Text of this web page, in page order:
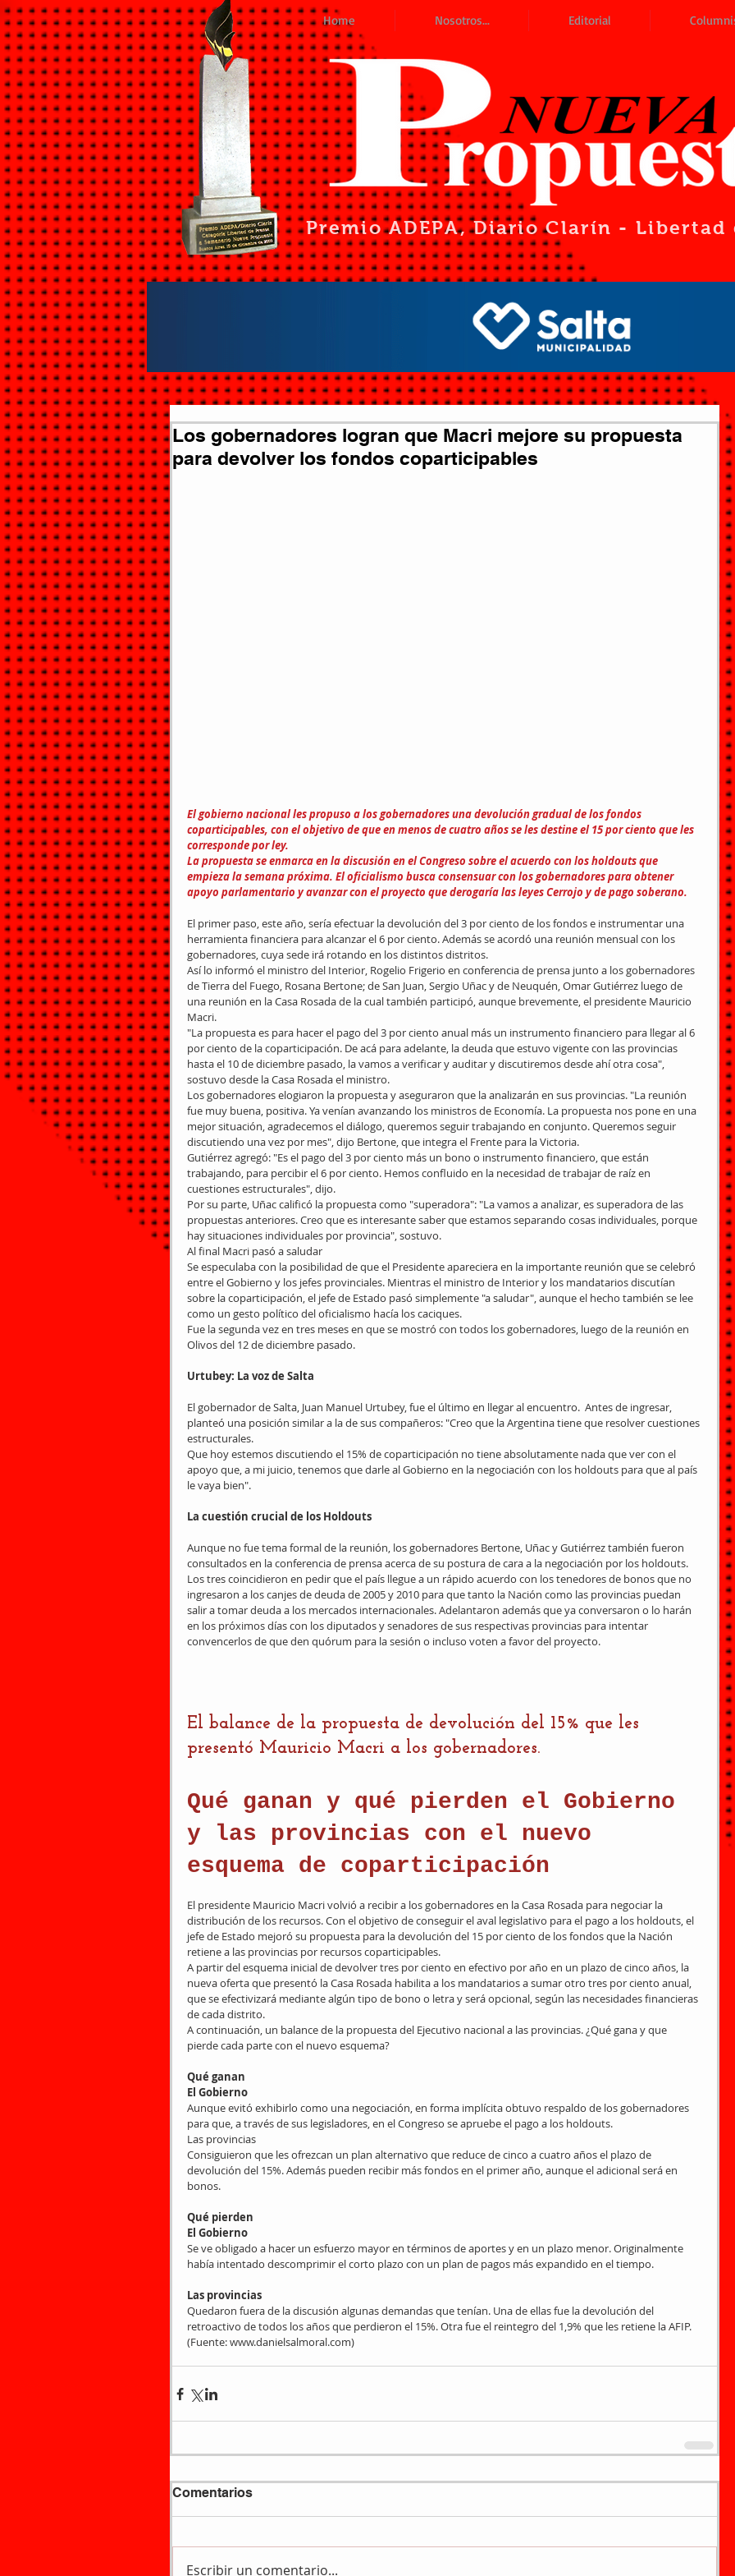
Home Nosotros... Editorial
Premio ADEPA, Diario Clarín - Libertad
Los gobernadores logran que Macri mejore su propuesta
para devolver los fondos coparticipables
El gobierno nacional les propuso a los gobernadores una devolución gradual de los fondos
coparticipables, con el objetivo de que en menos de cuatro años se les destine el 15 por ciento que les
corresponde por ley.
La propuesta se enmarca en la discusión en el Congreso sobre el acuerdo con los holdouts que
empieza la semana próxima. El oficialismo busca consensuar con los gobernadores para obtener
apoyo parlamentario y avanzar con el proyecto que derogaría las leyes Cerrojo y de pago soberano.
El primer paso, este año, sería efectuar la devolución del 3 por ciento de los fondos e instrumentar una
herramienta financiera para alcanzar el 6 por ciento. Además se acordó una reunión mensual con los
gobernadores, cuya sede irá rotando en los distintos distritos.
Así lo informó el ministro del Interior, Rogelio Frigerio en conferencia de prensa junto a los gobernadores
de Tierra del Fuego, Rosana Bertone; de San Juan, Sergio Uñac y de Neuquén, Omar Gutiérrez luego de
una reunión en la Casa Rosada de la cual también participó, aunque brevemente, el presidente Mauricio
Macri.
"La propuesta es para hacer el pago del 3 por ciento anual más un instrumento financiero para llegar al 6
por ciento de la coparticipación. De acá para adelante, la deuda que estuvo vigente con las provincias
hasta el 10 de diciembre pasado, la vamos a verificar y auditar y discutiremos desde ahí otra cosa",
sostuvo desde la Casa Rosada el ministro.
Los gobernadores elogiaron la propuesta y aseguraron que la analizarán en sus provincias. "La reunión
fue muy buena, positiva. Ya venían avanzando los ministros de Economía. La propuesta nos pone en una
mejor situación, agradecemos el diálogo, queremos seguir trabajando en conjunto. Queremos seguir
discutiendo una vez por mes", dijo Bertone, que integra el Frente para la Victoria.
Gutiérrez agregó: "Es el pago del 3 por ciento más un bono o instrumento financiero, que están
trabajando, para percibir el 6 por ciento. Hemos confluido en la necesidad de trabajar de raíz en
cuestiones estructurales", dijo.
Por su parte, Uñac calificó la propuesta como "superadora": "La vamos a analizar, es superadora de las
propuestas anteriores. Creo que es interesante saber que estamos separando cosas individuales, porque
hay situaciones individuales por provincia", sostuvo.
Al final Macri pasó a saludar
Se especulaba con la posibilidad de que el Presidente apareciera en la importante reunión que se celebró
entre el Gobierno y los jefes provinciales. Mientras el ministro de Interior y los mandatarios discutían
sobre la coparticipación, el jefe de Estado pasó simplemente "a saludar", aunque el hecho también se lee
como un gesto político del oficialismo hacía los caciques.
Fue la segunda vez en tres meses en que se mostró con todos los gobernadores, luego de la reunión en
Olivos del 12 de diciembre pasado.
Urtubey: La voz de Salta
El gobernador de Salta, Juan Manuel Urtubey, fue el último en llegar al encuentro.  Antes de ingresar,
planteó una posición similar a la de sus compañeros: "Creo que la Argentina tiene que resolver cuestiones
estructurales.
Que hoy estemos discutiendo el 15% de coparticipación no tiene absolutamente nada que ver con el
apoyo que, a mi juicio, tenemos que darle al Gobierno en la negociación con los holdouts para que al país
le vaya bien".
La cuestión crucial de los Holdouts
Aunque no fue tema formal de la reunión, los gobernadores Bertone, Uñac y Gutiérrez también fueron
consultados en la conferencia de prensa acerca de su postura de cara a la negociación por los holdouts.
Los tres coincidieron en pedir que el país llegue a un rápido acuerdo con los tenedores de bonos que no
ingresaron a los canjes de deuda de 2005 y 2010 para que tanto la Nación como las provincias puedan
salir a tomar deuda a los mercados internacionales. Adelantaron además que ya conversaron o lo harán
en los próximos días con los diputados y senadores de sus respectivas provincias para intentar
convencerlos de que den quórum para la sesión o incluso voten a favor del proyecto.
El balance de la propuesta de devolución del 15% que les
presentó Mauricio Macri a los gobernadores.
Qué ganan y qué pierden el Gobierno
y las provincias con el nuevo
esquema de coparticipación
El presidente Mauricio Macri volvió a recibir a los gobernadores en la Casa Rosada para negociar la
distribución de los recursos. Con el objetivo de conseguir el aval legislativo para el pago a los holdouts, el
jefe de Estado mejoró su propuesta para la devolución del 15 por ciento de los fondos que la Nación
retiene a las provincias por recursos coparticipables.
A partir del esquema inicial de devolver tres por ciento en efectivo por año en un plazo de cinco años, la
nueva oferta que presentó la Casa Rosada habilita a los mandatarios a sumar otro tres por ciento anual,
que se efectivizará mediante algún tipo de bono o letra y será opcional, según las necesidades financieras
de cada distrito.
A continuación, un balance de la propuesta del Ejecutivo nacional a las provincias. ¿Qué gana y que
pierde cada parte con el nuevo esquema?
Qué ganan
El Gobierno
Aunque evitó exhibirlo como una negociación, en forma implícita obtuvo respaldo de los gobernadores
para que, a través de sus legisladores, en el Congreso se apruebe el pago a los holdouts.
Las provincias
Consiguieron que les ofrezcan un plan alternativo que reduce de cinco a cuatro años el plazo de
devolución del 15%. Además pueden recibir más fondos en el primer año, aunque el adicional será en
bonos.
Qué pierden
El Gobierno
Se ve obligado a hacer un esfuerzo mayor en términos de aportes y en un plazo menor. Originalmente
había intentado descomprimir el corto plazo con un plan de pagos más expandido en el tiempo.
Las provincias
Quedaron fuera de la discusión algunas demandas que tenían. Una de ellas fue la devolución del
retroactivo de todos los años que perdieron el 15%. Otra fue el reintegro del 1,9% que les retiene la AFIP.
(Fuente: www.danielsalmoral.com)
Comentarios
Escribir un comentario...